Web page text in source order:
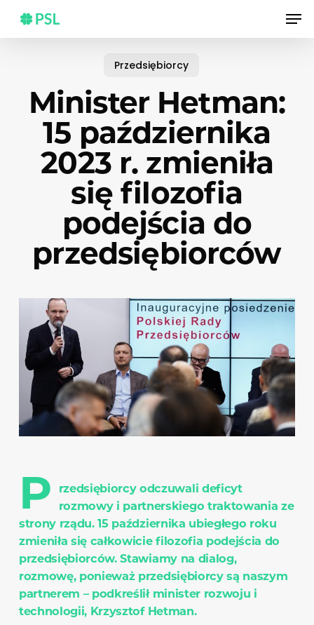
main
Przedsiębiorcy
Minister Hetman:
15 października
2023 r. zmieniła
się filozofia
podejścia do
przedsiębiorców
P
rzedsiębiorcy odczuwali deficyt
rozmowy i partnerskiego traktowania ze
strony rządu. 15 października ubiegłego roku
zmieniła się całkowicie filozofia podejścia do
przedsiębiorców. Stawiamy na dialog,
rozmowę, ponieważ przedsiębiorcy są naszym
partnerem – podkreślił minister rozwoju i
technologii, Krzysztof Hetman.